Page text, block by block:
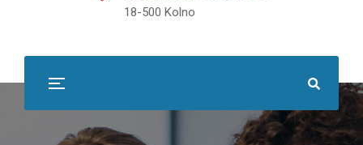
18-500 Kolno